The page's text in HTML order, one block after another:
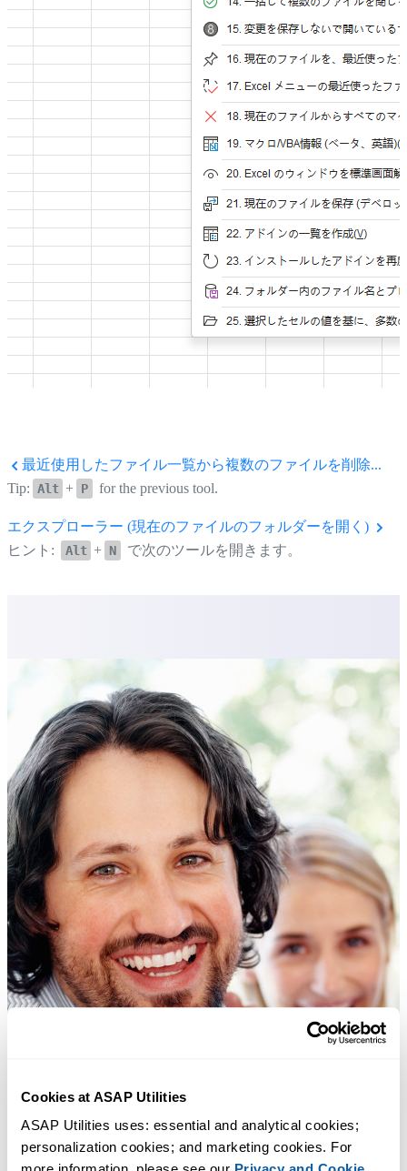
Cookies at ASAP Utilities
ASAP Utilities uses: essential and analytical cookies;
personalization cookies; and marketing cookies. For
最近使用したファイル一覧から複数のファイルを削除...
Tip: Alt + P for the previous tool.
エクスプローラー (現在のファイルのフォルダーを開く)
ヒント:
Alt + N で次のツールを開きます。